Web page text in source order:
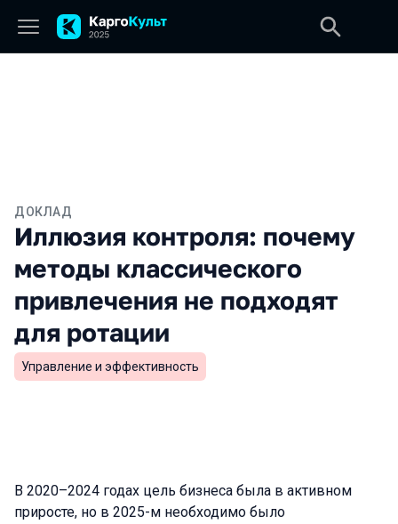
ДОКЛАД
Иллюзия контроля: почему
методы классического
привлечения не подходят
для ротации
Управление и эффективность
В 2020–2024 годах цель бизнеса была в активном
приросте, но в 2025-м необходимо было